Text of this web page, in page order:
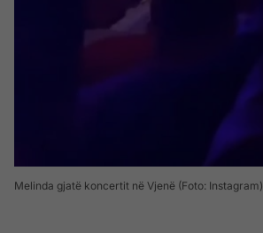
Melinda gjatë koncertit në Vjenë (Foto: Instagram)